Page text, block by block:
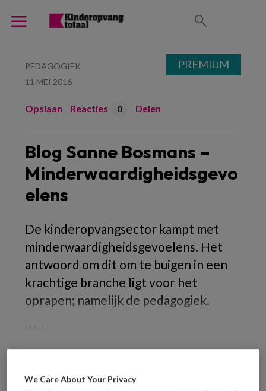
PEDAGOGIEK
11 MEI 2016
Opslaan Reacties 0 Delen
Blog Sanne Bosmans –
Minderwaardigheidsgevo
elens
De kinderopvangsector kampt met
minderwaardigheidsgevoelens. Het
antwoord om dit om te buigen in een
krachtige branche ligt voor het
oprapen; namelijk de pedagogiek.
REGISTREREN
PREMIUM
We Care About Your Privacy